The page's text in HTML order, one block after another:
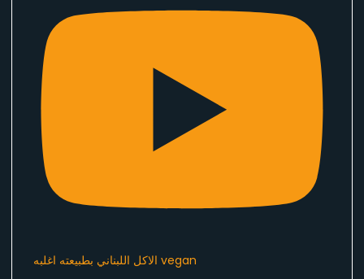
الاكل اللبناني بطبيعته اغلبه vegan